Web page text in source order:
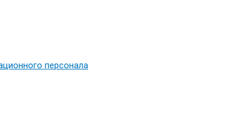
персонала